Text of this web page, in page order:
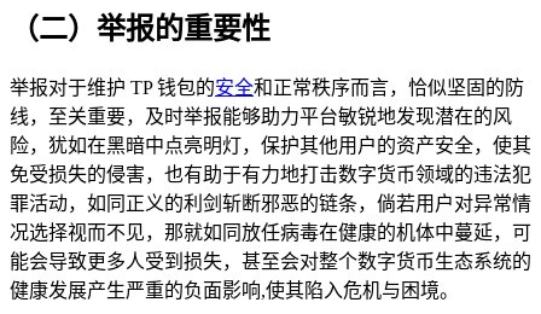
（二）举报的重要性
举报对于维护 TP 钱包的安全和正常秩序而言，恰似坚固的防
线，至关重要，及时举报能够助力平台敏锐地发现潜在的风
险，犹如在黑暗中点亮明灯，保护其他用户的资产安全，使其
免受损失的侵害，也有助于有力地打击数字货币领域的违法犯
罪活动，如同正义的利剑斩断邪恶的链条，倘若用户对异常情
况选择视而不见，那就如同放任病毒在健康的机体中蔓延，可
能会导致更多人受到损失，甚至会对整个数字货币生态系统的
健康发展产生严重的负面影响,使其陷入危机与困境。